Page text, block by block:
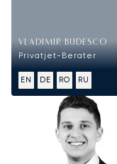
VLADIMIR BUDESCO
Privatjet-Berater
EN DE RO RU